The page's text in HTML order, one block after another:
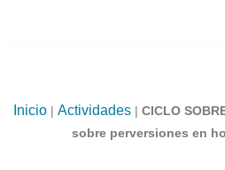
Inicio | Actividades | CICLO
sobre perversiones en